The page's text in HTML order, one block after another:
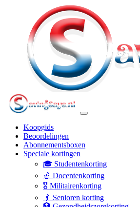
Koopgids
Beoordelingen
Abonnementsboxen
Speciale kortingen
🎓 Studentenkorting
🍎 Docentenkorting
🎖️ Militairenkorting
👴 Senioren korting